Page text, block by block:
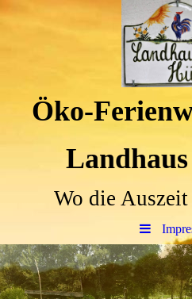
Öko-
Wo die